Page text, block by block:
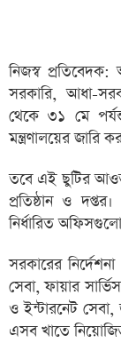
নিজস্ব
সরকারি, আধা-
থেকে ৩১ মে
মন্ত্রণালয়ের জারি
তবে এই ছুটির
প্রতিষ্ঠান ও
নির্ধারিত
সরকারের
সেবা, ফায়ার
ও ইন্টারনেট সেবা,
এসব খাতে